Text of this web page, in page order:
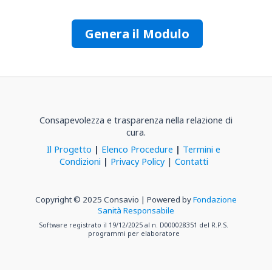
Genera il Modulo
Consapevolezza e trasparenza nella relazione di
cura.
Il Progetto | Elenco Procedure | Termini e
Condizioni | Privacy Policy| Contatti
Copyright © 2025 Consavio | Powered byFondazione
Sanità Responsabile
Software registrato il 19/12/2025 al n. D000028351 del R.P.S.
programmi per elaboratore